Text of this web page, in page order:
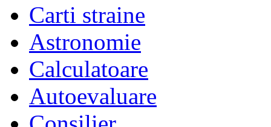
Carti straine
Astronomie
Calculatoare
Autoevaluare